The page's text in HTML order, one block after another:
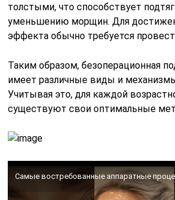
толстыми, что способствует
уменьшению морщин. Для
эффекта обычно требуется
Таким образом, безоперационная
имеет различные виды и
Учитывая это, для каждой
существуют свои оптимальные